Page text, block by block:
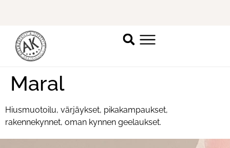
Ilmoittaudu mukaan ripsienpidennyskoulutukseen.
Maral
Hiusmuotoilu, värjäykset, pikakampaukset,
rakennekynnet, oman kynnen geelaukset.